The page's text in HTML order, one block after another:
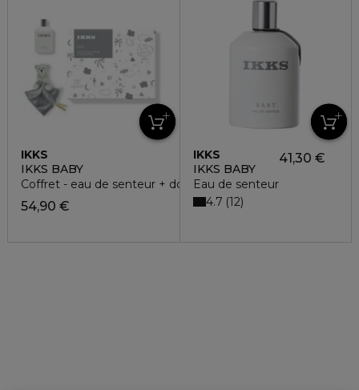
IKKS
IKKS BABY
Coffret - eau de senteur + doudou
54,90 €
IKKS
IKKS BABY
Eau de senteur
41,30 €
4.7 12